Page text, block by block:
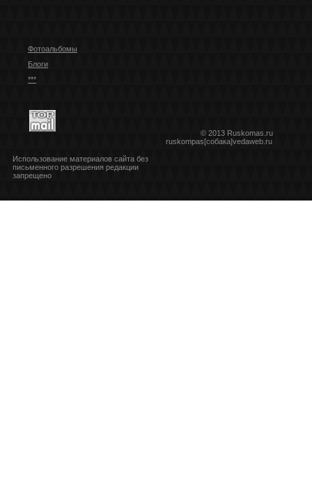
Фотоальбомы
Блоги
***
© 2013 Ruskomas.ru
ruskompas[собака]vedaweb.ru
Использование материалов сайта без
письменного разрешения редакции
запрещено